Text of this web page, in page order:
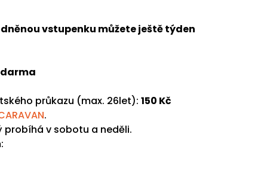
vstupenku můžete ještě týden
průkazu (max. 26let): 150 Kč
.
probíhá v sobotu a neděli.